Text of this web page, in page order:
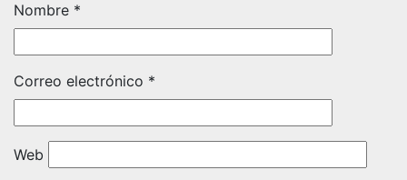
Nombre *
Correo electrónico *
Web